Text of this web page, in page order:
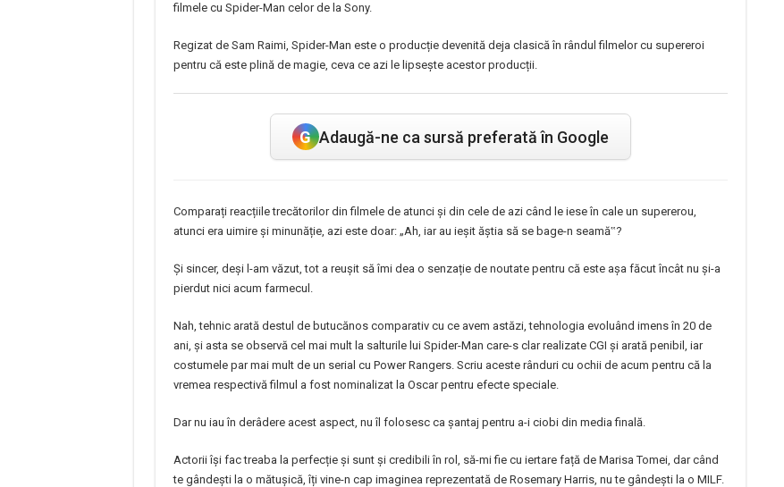
filmele cu Spider-Man celor de la Sony.
Regizat de Sam Raimi, Spider-Man este o producție devenită deja clasică în rândul filmelor cu supereroi
pentru că este plină de magie, ceva ce azi le lipsește acestor producții.
G Adaugă-ne ca sursă preferată în Google
Comparați reacțiile trecătorilor din filmele de atunci și din cele de azi când le iese în cale un supererou,
atunci era uimire și minunăție, azi este doar: „Ah, iar au ieșit ăștia să se bage-n seamă‟?
Și sincer, deși l-am văzut, tot a reușit să îmi dea o senzație de noutate pentru că este așa făcut încât nu și-a
pierdut nici acum farmecul.
Nah, tehnic arată destul de butucănos comparativ cu ce avem astăzi, tehnologia evoluând imens în 20 de
ani, și asta se observă cel mai mult la salturile lui Spider-Man care-s clar realizate CGI și arată penibil, iar
costumele par mai mult de un serial cu Power Rangers. Scriu aceste rânduri cu ochii de acum pentru că la
vremea respectivă filmul a fost nominalizat la Oscar pentru efecte speciale.
Dar nu iau în derâdere acest aspect, nu îl folosesc ca șantaj pentru a-i ciobi din media finală.
Actorii își fac treaba la perfecție și sunt și credibili în rol, să-mi fie cu iertare față de Marisa Tomei, dar când
te gândești la o mătușică, îți vine-n cap imaginea reprezentată de Rosemary Harris, nu te gândești la o MILF.